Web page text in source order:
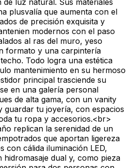
luz natural. Sus materiales
plusvalía que aumenta con el
de precisión exquisita y
modernos con el paso
al ras del muro, yeso
formato y una carpintería
Todo logra una estética
mantenimiento en su hermoso
principal trasciende su
en una galería personal
de alta gama, con un vanity
guardar tu joyería, con espacios
tu ropa y accesorios.<br>
replican la serenidad de un
que aportan ligereza
con cálida iluminación LED,
dual y, como pieza